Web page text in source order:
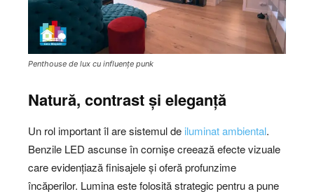
Penthouse de lux cu influențe punk
Natură, contrast și eleganță
Un rol important îl are sistemul de iluminat ambiental.
Benzile LED ascunse în cornișe creează efecte vizuale
care evidențiază finisajele și oferă profunzime
încăperilor. Lumina este folosită strategic pentru a pune